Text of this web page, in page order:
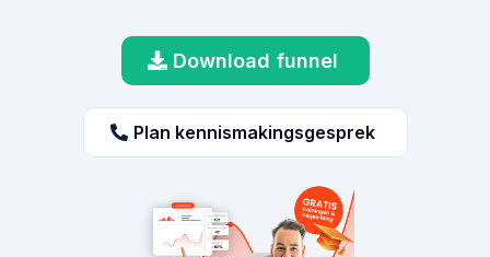
Download funnel
Plan kennismakingsgesprek